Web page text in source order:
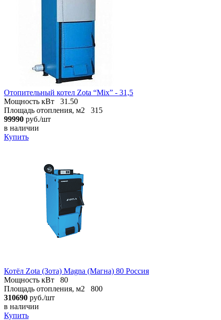
Отопительный котел Zota “Mix” - 31,5
Мощность кВт
31.50
Площадь отопления, м2
315
99990 руб./шт
в наличии
Купить
Котёл Zota (Зота) Magna (Магна) 80 Россия
Мощность кВт
80
Площадь отопления, м2
800
310690 руб./шт
в наличии
Купить